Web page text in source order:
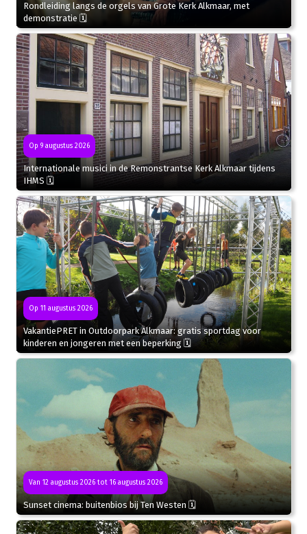
Rondleiding langs de orgels van Grote Kerk Alkmaar, met
demonstratie 🗓
Op 9 augustus 2026
Internationale musici in de Remonstrantse Kerk Alkmaar tijdens
IHMS 🗓
Op 11 augustus 2026
VakantiePRET in Outdoorpark Alkmaar: gratis sportdag voor
kinderen en jongeren met een beperking 🗓
Van 12 augustus 2026 tot 16 augustus 2026
Sunset cinema: buitenbios bij Ten Westen 🗓